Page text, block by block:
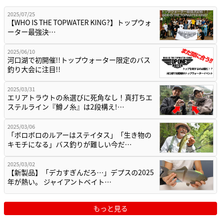
2025/07/25
【WHO IS THE TOPWATER KING?】トップウォ
ーター最強決…
2025/06/10
河口湖で初開催!!トップウォーター限定のバス
釣り大会に注目!!
2025/03/31
エリアトラウトの糸選びに死角なし！真打ちエ
ステルライン『鱒ノ糸』は2段構え!…
2025/03/06
「ボロボロのルアーはステイタス」「生き物の
キモチになる」バス釣りが難しい今だ…
2025/03/02
【新製品】「デカすぎんだろ…」デプスの2025
年が熱い。 ジャイアントベイト…
もっと見る